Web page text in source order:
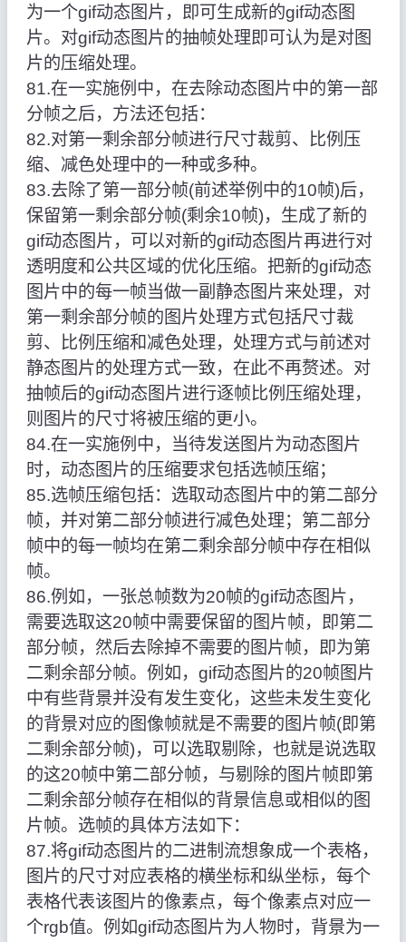
为一个gif动态图片，即可生成新的gif动态图
片。对gif动态图片的抽帧处理即可认为是对图
片的压缩处理。
81.在一实施例中，在去除动态图片中的第一部
分帧之后，方法还包括：
82.对第一剩余部分帧进行尺寸裁剪、比例压
缩、减色处理中的一种或多种。
83.去除了第一部分帧(前述举例中的10帧)后，
保留第一剩余部分帧(剩余10帧)，生成了新的
gif动态图片，可以对新的gif动态图片再进行对
透明度和公共区域的优化压缩。把新的gif动态
图片中的每一帧当做一副静态图片来处理，对
第一剩余部分帧的图片处理方式包括尺寸裁
剪、比例压缩和减色处理，处理方式与前述对
静态图片的处理方式一致，在此不再赘述。对
抽帧后的gif动态图片进行逐帧比例压缩处理，
则图片的尺寸将被压缩的更小。
84.在一实施例中，当待发送图片为动态图片
时，动态图片的压缩要求包括选帧压缩；
85.选帧压缩包括：选取动态图片中的第二部分
帧，并对第二部分帧进行减色处理；第二部分
帧中的每一帧均在第二剩余部分帧中存在相似
帧。
86.例如，一张总帧数为20帧的gif动态图片，
需要选取这20帧中需要保留的图片帧，即第二
部分帧，然后去除掉不需要的图片帧，即为第
二剩余部分帧。例如，gif动态图片的20帧图片
中有些背景并没有发生变化，这些未发生变化
的背景对应的图像帧就是不需要的图片帧(即第
二剩余部分帧)，可以选取剔除，也就是说选取
的这20帧中第二部分帧，与剔除的图片帧即第
二剩余部分帧存在相似的背景信息或相似的图
片帧。选帧的具体方法如下：
87.将gif动态图片的二进制流想象成一个表格，
图片的尺寸对应表格的横坐标和纵坐标，每个
表格代表该图片的像素点，每个像素点对应一
个rgb值。例如gif动态图片为人物时，背景为一